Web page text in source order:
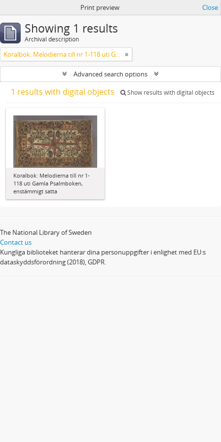
Print preview Close
Showing 1 results
Archival description
Koralbok: Melodierna till nr 1-118 uti Gamla Psalmboken, enstämmigt satta
Advanced search options
1 results with digital objects Show results with digital objects
Koralbok: Melodierna till nr 1-
118 uti Gamla Psalmboken,
enstämmigt satta
The National Library of Sweden
Contact us
Kungliga biblioteket hanterar dina personuppgifter i enlighet med EU:s
dataskyddsförordning (2018), GDPR.